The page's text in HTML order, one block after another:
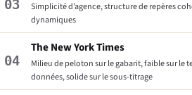
03
Simplicité d’agence, structure de repères
dynamiques
04
The New York Times
Milieu de peloton sur le gabarit, faible sur le
données, solide sur le sous-titrage